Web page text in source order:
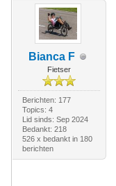
Bianca F
Fietser
Berichten: 177
Topics: 4
Lid sinds: Sep 2024
Bedankt: 218
526 x bedankt in 180
berichten